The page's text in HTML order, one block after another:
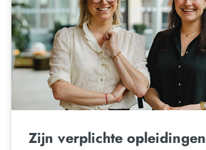
Zijn verplichte opleidingen